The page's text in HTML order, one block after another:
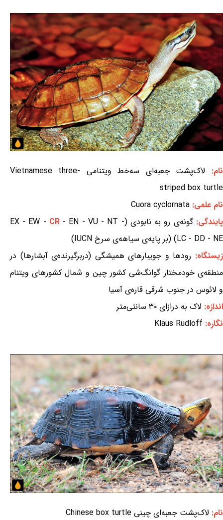
نام:
لاک‌پشت جعبه‌ای سه‌خط ویتنامی Vietnamese three-
striped box turtle
نام علمی: Cuora cyclornata
پایندگی:گونه‌ی رو به نابودی (EX - EW - CR - EN - VU - NT -
LC - DD - NE) (بر پایه‌ی سیاهه‌ی سرخ IUCN)
زیستگاه: رودها و جویبارهای همیشگی (دربرگیرنده‌ی آبشارها) در
منطقه‌ی خودمختار گوانگ‌شی کشور چین و شمال کشورهای ویتنام
و لائوس در جنوب شرقی قاره‌ی آسیا
اندازه: لاک به درازای ۳۰ سانتی‌متر
نگاره: Klaus Rudloff
نام: لاک‌پشت جعبه‌ای چینی Chinese box turtle